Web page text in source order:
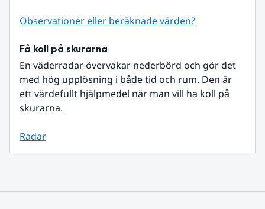
Observationer eller beräknade värden?
Få koll på skurarna
En väderradar övervakar nederbörd och gör det
med hög upplösning i både tid och rum. Den är
ett värdefullt hjälpmedel när man vill ha koll på
skurarna.
Radar